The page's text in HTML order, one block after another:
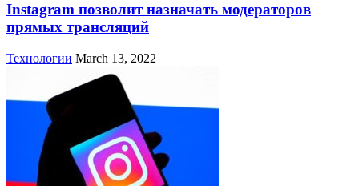
Instagram позволит назначать модераторов
прямых трансляций
Технологии March 13, 2022